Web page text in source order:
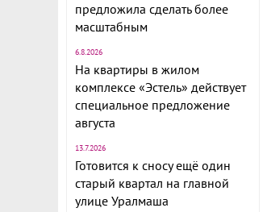
предложила сделать более
масштабным
6.8.2026
На квартиры в жилом
комплексе «Эстель» действует
специальное предложение
августа
13.7.2026
Готовится к сносу ещё один
старый квартал на главной
улице Уралмаша